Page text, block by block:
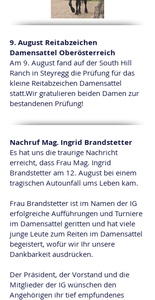
9. August Reitabzeichen
Damensattel Oberösterreich
Am 9. August fand auf der South Hill
Ranch in Steyregg die Prüfung für das
kleine Reitabzeichen Damensattel
statt.Wir gratulieren beiden Damen zur
bestandenen Prüfung!
Nachruf Mag. Ingrid Brandstetter
Es hat uns die traurige Nachricht
erreicht, dass Frau Mag. Ingrid
Brandstetter am 12. August bei einem
tragischen Autounfall ums Leben kam.
Frau Brandstetter ist im Namen der IG
erfolgreiche Aufführungen und Turniere
im Damensattel geritten und hat viele
junge Leute zum Reiten im Damensattel
begeistert, wofür wir Ihr unsere
Dankbarkeit ausdrücken.
Der Präsident, der Vorstand und die
Mitglieder der IG wünschen den
Angehörigen ihr tief empfundenes